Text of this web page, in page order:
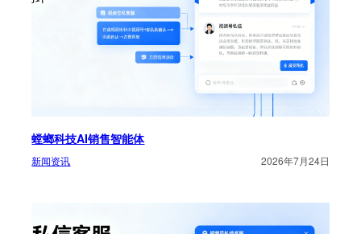
螳螂科技AI销售智能体
新闻资讯 2026年7月24日